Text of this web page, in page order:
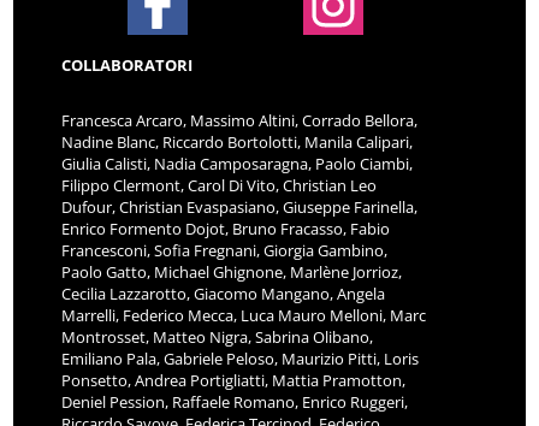
COLLABORATORI
Francesca Arcaro, Massimo Altini, Corrado Bellora,
Nadine Blanc, Riccardo Bortolotti, Manila Calipari,
Giulia Calisti, Nadia Camposaragna, Paolo Ciambi,
Filippo Clermont, Carol Di Vito, Christian Leo
Dufour, Christian Evaspasiano, Giuseppe Farinella,
Enrico Formento Dojot, Bruno Fracasso, Fabio
Francesconi, Sofia Fregnani, Giorgia Gambino,
Paolo Gatto, Michael Ghignone, Marlène Jorrioz,
Cecilia Lazzarotto, Giacomo Mangano, Angela
Marrelli, Federico Mecca, Luca Mauro Melloni, Marc
Montrosset, Matteo Nigra, Sabrina Olibano,
Emiliano Pala, Gabriele Peloso, Maurizio Pitti, Loris
Ponsetto, Andrea Portigliatti, Mattia Pramotton,
Deniel Pession, Raffaele Romano, Enrico Ruggeri,